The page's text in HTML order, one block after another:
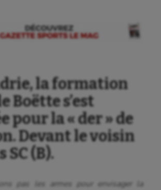
la formation
Boëtte s’est
pour la « der » de
Devant le voisin
(B).
pas les armes pour envisager la